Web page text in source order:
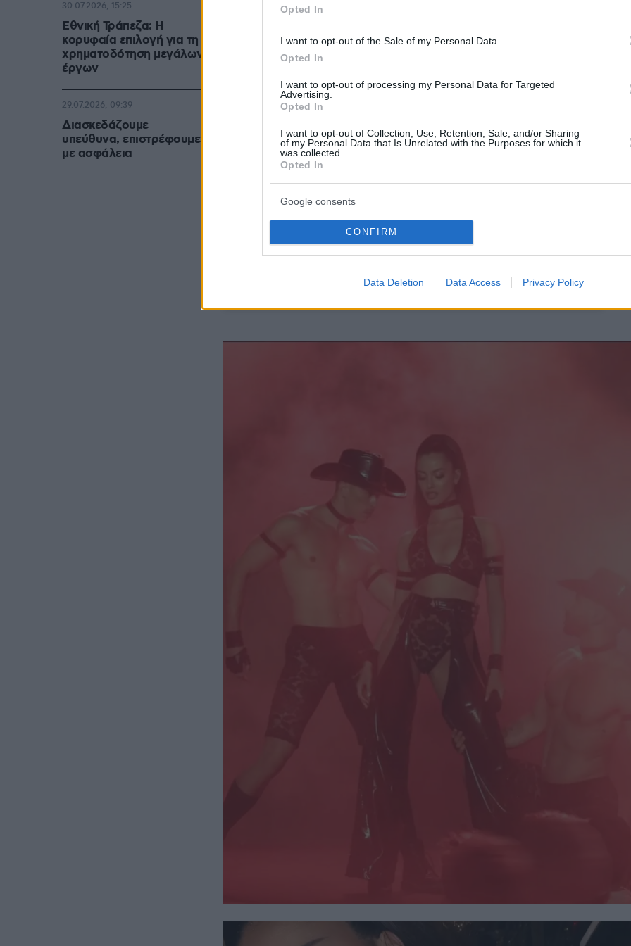
Opted In
I want to opt-out of the Sale of my Personal Data.
Opted In
I want to opt-out of processing my Personal Data for Targeted
Advertising.
Opted In
I want to opt-out of Collection, Use, Retention, Sale, and/or Sharing
of my Personal Data that Is Unrelated with the Purposes for which it
was collected.
Opted In
Google consents
CONFIRM
Data Deletion Data Access Privacy Policy
Η δημοσίευση κοινοποιήθηκε από το χρήστη Danae (@danaelivieratou)
Εθνική Τράπεζα: Η
κορυφαία επιλογή για τη
χρηματοδότηση μεγάλων
έργων
30.07.2026, 15:25
Διασκεδάζουμε
υπεύθυνα, επιστρέφουμε
με ασφάλεια
29.07.2026, 09:39